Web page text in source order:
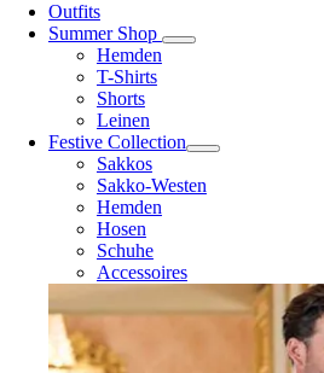
Outfits
Summer Shop
Hemden
T-Shirts
Shorts
Leinen
Festive Collection
Sakkos
Sakko-Westen
Hemden
Hosen
Schuhe
Accessoires